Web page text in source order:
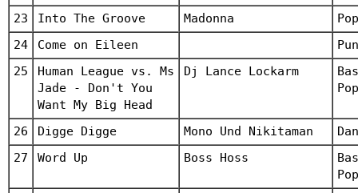
23
Into The Groove Madonna
Pop
24
Come on Eileen
25
Human League vs. Ms
Jade - Don't You
Want My Big Head
Dj Lance Lockarm
Pop
26 Digge Digge Mono Und Nikitaman
27
Word Up Boss Hoss
Pop